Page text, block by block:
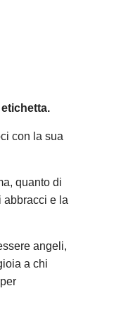
con la sua
quanto di
abbracci e la
angeli,
a chi